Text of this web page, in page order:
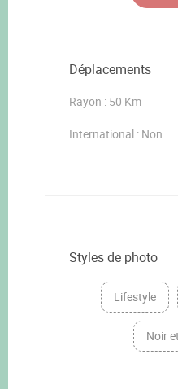
Déplacements
Rayon : 50 Km
International : Non
Styles de photo
Lifestyle
Noir